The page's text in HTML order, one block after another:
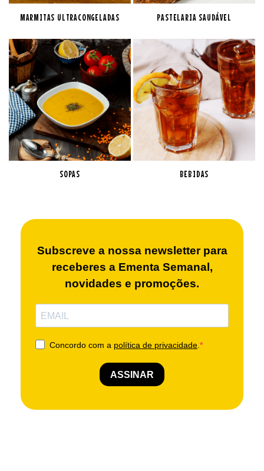
MARMITAS ULTRACONGELADAS PASTELARIA SAUDÁVEL
SOPAS BEBIDAS